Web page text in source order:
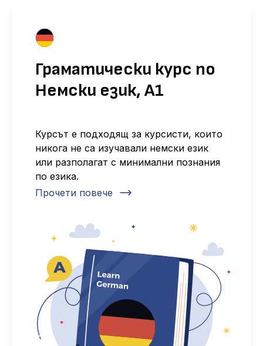
Граматически курс по
Немски език, А1
Курсът е подходящ за курсисти, които
никога не са изучавали немски език
или разполагат с минимални познания
по езика.
Прочети повече